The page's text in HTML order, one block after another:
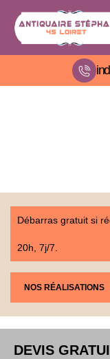
Débarras gratuit si
20h, 7j/7.
NOS RÉALISATIONS
DEVIS